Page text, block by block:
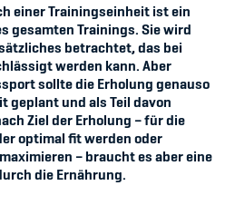
& Sport
einer Trainingseinheit ist ein
gesamten Trainings. Sie wird
betrachtet, das bei
werden kann. Aber
sollte die Erholung genauso
geplant und als Teil davon
Ziel der Erholung – für die
optimal fit werden oder
– braucht es aber eine
die Ernährung.